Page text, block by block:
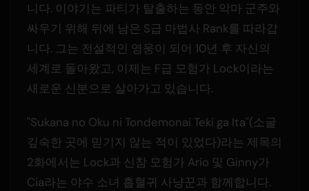
니다. 이야기는 파티가 탈출하는 동안 악마 군주와
싸우기 위해 뒤에 남은 S급 마법사 Rank를 따라갑
니다. 그는 전설적인 영웅이 되어 10년 후 자신의
세계로 돌아왔고, 이제는 F급 모험가 Lock이라는
새로운 신분으로 살아가고 있습니다.
"Sukana no Oku ni Tondemonai Teki ga Ita"(소굴
깊숙한 곳에 믿기지 않는 적이 있었다)라는 제목의
2화에서는 Lock과 신참 모험가 Ario 및 Ginny가
Cia라는 야수 소녀 흡혈귀 사냥꾼과 함께합니다.